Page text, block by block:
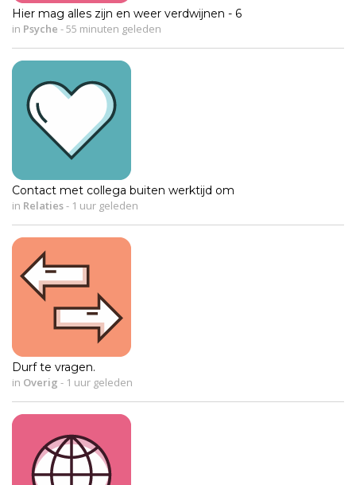
Hier mag alles zijn en weer verdwijnen - 6
in Psyche -55 minuten geleden
Contact met collega buiten werktijd om
in Relaties- 1 uur geleden
Durf te vragen.
in Overig - 1 uur geleden